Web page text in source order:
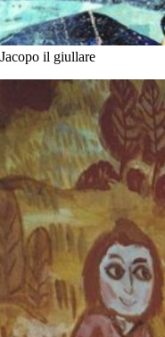
il giullare